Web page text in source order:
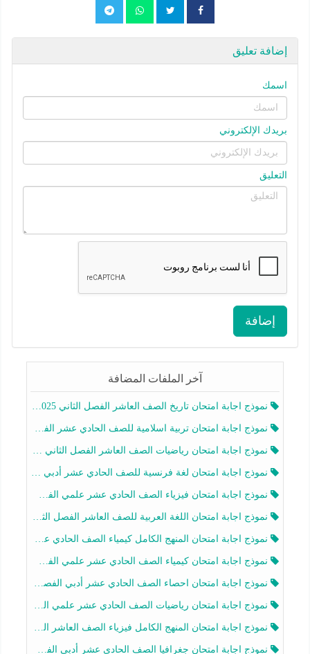
إضافة تعليق
اسمك
بريدك الإلكتروني
التعليق
إضافة
آخر الملفات المضافة
نموذج اجابة امتحان تاريخ الصف العاشر الفصل الثاني 2025-2026
نموذج اجابة امتحان تربية اسلامية للصف الحادي عشر الفصل الثاني 2025-2026
نموذج اجابة امتحان رياضيات الصف العاشر الفصل الثاني 2025-2026
نموذج اجابة امتحان لغة فرنسية للصف الحادي عشر أدبي الفصل الثاني 2025-2026
نموذج اجابة امتحان فيزياء الصف الحادي عشر علمي الفصل الثاني 2025-2026
نموذج اجابة امتحان اللغة العربية للصف العاشر الفصل الثاني 2025-2026
نموذج اجابة امتحان المنهج الكامل كيمياء الصف الحادي عشر علمي الفصل الثاني 2025-2026
نموذج اجابة امتحان كيمياء الصف الحادي عشر علمي الفصل الثاني 2025-2026
نموذج اجابة امتحان احصاء الصف الحادي عشر أدبي الفصل الثاني 2025-2026
نموذج اجابة امتحان رياضيات الصف الحادي عشر علمي الفصل الثاني 2025-2026
نموذج اجابة امتحان المنهج الكامل فيزياء الصف العاشر الفصل الثاني 2025-2026
نموذج اجابة امتحان جغرافيا الصف الحادي عشر أدبي الفصل الثاني 2025-2026